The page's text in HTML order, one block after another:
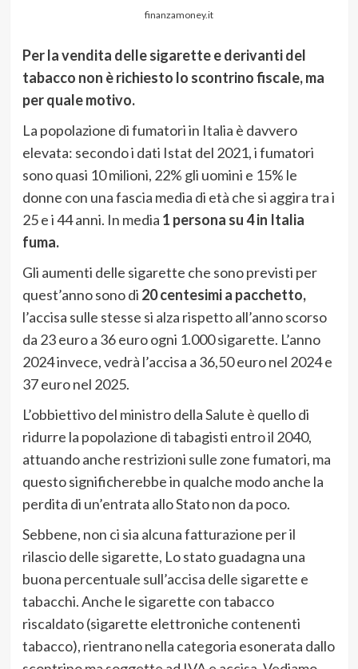
finanzamoney.it
Per la vendita delle sigarette e derivanti del
tabacco non è richiesto lo scontrino fiscale, ma
per quale motivo.
La popolazione di fumatori in Italia è davvero
elevata: secondo i dati Istat del 2021, i fumatori
sono quasi 10 milioni, 22% gli uomini e 15% le
donne con una fascia media di età che si aggira tra i
25 e i 44 anni. In media 1 persona su 4 in Italia
fuma.
Gli aumenti delle sigarette che sono previsti per
quest’anno sono di 20 centesimi a pacchetto,
l’accisa sulle stesse si alza rispetto all’anno scorso
da 23 euro a 36 euro ogni 1.000 sigarette. L’anno
2024 invece, vedrà l’accisa a 36,50 euro nel 2024 e
37 euro nel 2025.
L’obbiettivo del ministro della Salute è quello di
ridurre la popolazione di tabagisti entro il 2040,
attuando anche restrizioni sulle zone fumatori, ma
questo significherebbe in qualche modo anche la
perdita di un’entrata allo Stato non da poco.
Sebbene, non ci sia alcuna fatturazione per il
rilascio delle sigarette, Lo stato guadagna una
buona percentuale sull’accisa delle sigarette e
tabacchi. Anche le sigarette con tabacco
riscaldato (sigarette elettroniche contenenti
tabacco), rientrano nella categoria esonerata dallo